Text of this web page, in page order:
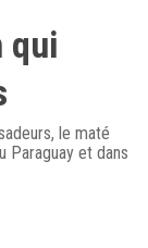
qui
le maté
Paraguay et dans